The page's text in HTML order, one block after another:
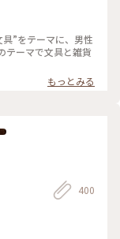
”をテーマに、男性
テーマで文具と雑貨
もっとみる
400